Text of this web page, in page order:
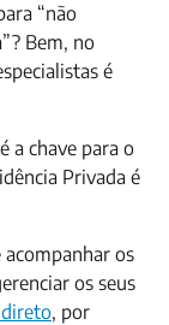
“não
Bem, no
é
a chave para o
Privada é
os
os seus
, por